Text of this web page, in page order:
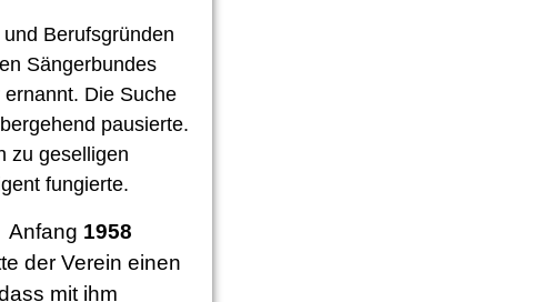
Berufsgründen
Sängerbundes
Die Suche
pausierte.
zu geselligen
fungierte.
Anfang 1958
der Verein einen
mit ihm